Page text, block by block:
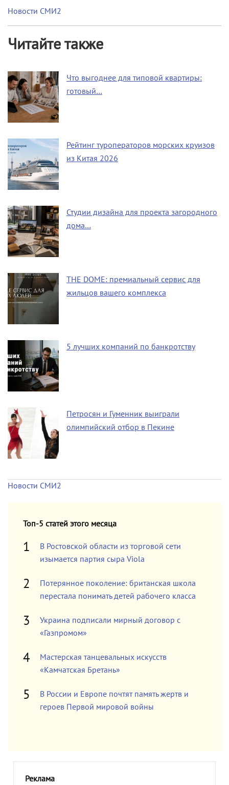
Новости СМИ2
Читайте также
Что выгоднее для типовой квартиры:
готовый…
Рейтинг туроператоров морских круизов
из Китая 2026
Студии дизайна для проекта загородного
дома…
THE DOME: премиальный сервис для
жильцов вашего комплекса
5 лучших компаний по банкротству
Петросян и Гуменник выиграли
олимпийский отбор в Пекине
Новости СМИ2
Топ-5 статей этого месяца
В Ростовской области из торговой сети
изымается партия сыра Viola
Потерянное поколение: британская школа
перестала понимать детей рабочего класса
Украина подписали мирный договор с
«Газпромом»
Мастерская танцевальных искусств
«Камчатская Бретань»
В России и Европе почтят память жертв и
героев Первой мировой войны
Реклама